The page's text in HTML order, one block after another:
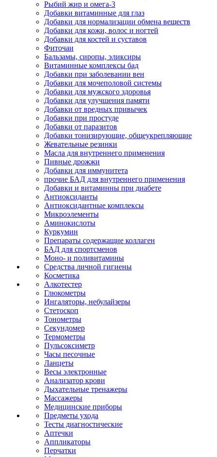
Рыбий жир и омега-3
Добавки витаминные для глаз
Добавки для нормализации обмена веществ
Добавки для кожи, волос и ногтей
Добавки для костей и суставов
Фиточаи
Бальзамы, сиропы, эликсиры
Витаминные комплексы бад
Добавки при заболевании вен
Добавки для мочеполовой системы
Добавки для мужского здоровья
Добавки для улучшения памяти
Добавки от вредных привычек
Добавки при простуде
Добавки от паразитов
Добавки тонизирующие, общеукрепляющие
Жевательные резинки
Масла для внутреннего применения
Пивные дрожжи
Добавки для иммунитета
прочие БАД для внутреннего применения
Добавки и витаминны при диабете
Антиоксиданты
Антиоксидантные комплексы
Микроэлементы
Аминокислоты
Куркумин
Препараты содержащие коллаген
БАД для спортсменов
Моно- и поливитамины
Средства личной гигиены
Косметика
Алкотестер
Глюкометры
Ингаляторы, небулайзеры
Стетоскоп
Тонометры
Секундомер
Термометры
Пульсоксиметр
Часы песочные
Ланцеты
Весы электронные
Анализатор крови
Дыхательные тренажеры
Массажеры
Медицинские приборы
Предметы ухода
Тесты диагностические
Аптечки
Аппликаторы
Перчатки